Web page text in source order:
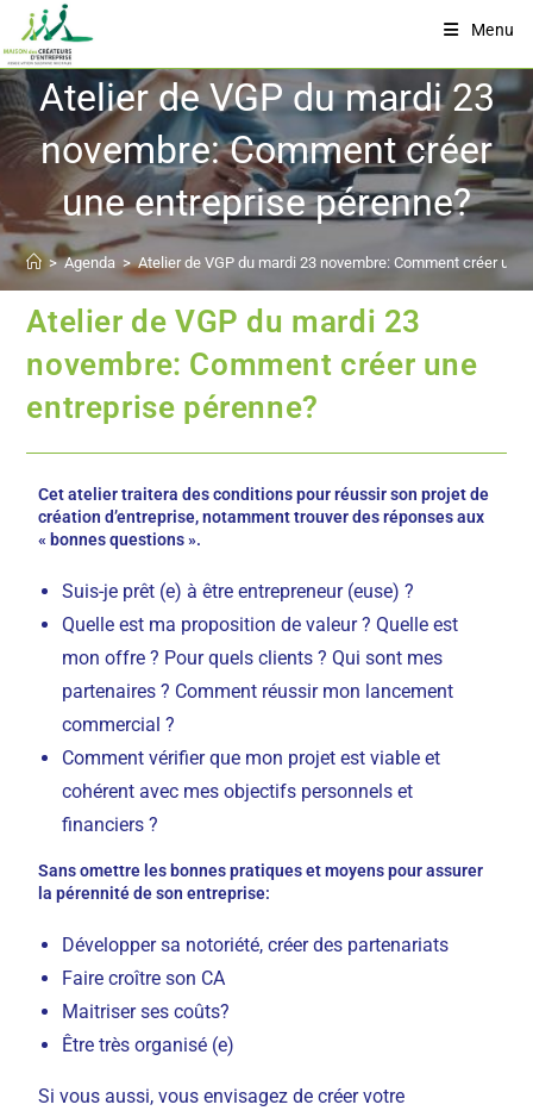
Menu
Atelier de VGP du mardi 23
novembre: Comment créer
une entreprise pérenne?
> Agenda > Atelier de VGP du mardi 23 novembre: Comment créer une
Atelier de VGP du mardi 23
novembre: Comment créer une
entreprise pérenne?
Cet atelier traitera des conditions pour réussir son projet de
création d’entreprise, notamment trouver des réponses aux
« bonnes questions ».
Suis-je prêt (e) à être entrepreneur (euse) ?
Quelle est ma proposition de valeur ? Quelle est
mon offre ? Pour quels clients ? Qui sont mes
partenaires ? Comment réussir mon lancement
commercial ?
Comment vérifier que mon projet est viable et
cohérent avec mes objectifs personnels et
financiers ?
Sans omettre les bonnes pratiques et moyens pour assurer
la pérennité de son entreprise:
Développer sa notoriété, créer des partenariats
Faire croître son CA
Maitriser ses coûts?
Être très organisé (e)
Si vous aussi, vous envisagez de créer votre